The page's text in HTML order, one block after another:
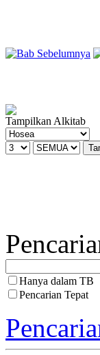
Tampilkan Alkitab
Hanya dalam TB
Pencarian Tepat